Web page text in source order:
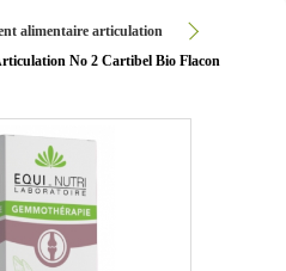
alimentaire articulation
No 2 Cartibel Bio Flacon